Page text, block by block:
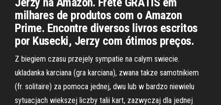
milhares de produtos com o Amazon
Prime. Encontre diversos livros escritos
por Kusecki, Jerzy com ótimos preços.
Z biegiem czasu przejely sympatie na calym swiecie.
ukladanka karciana (gra karciana), zwana takze samotnikiem
(fr. solitaire) za pomoca jednej, dwu lub w bardzo niewielu
sytuacjach wiekszej liczby talii kart, zazwyczaj dla jednej